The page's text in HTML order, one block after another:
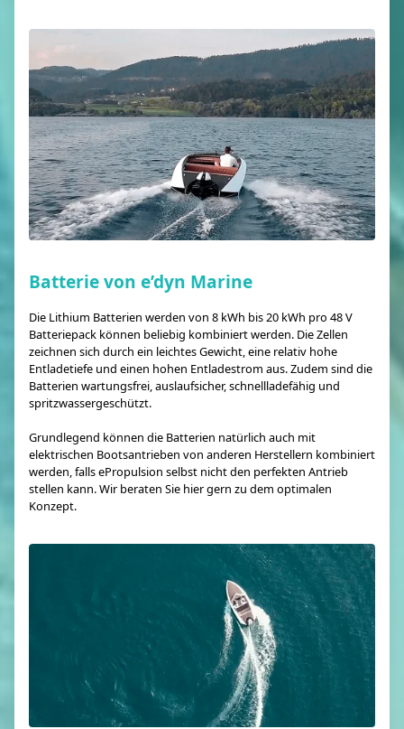
Batterie von e’dyn Marine
Die Lithium Batterien werden von 8 kWh bis 20 kWh pro 48 V
Batteriepack können beliebig kombiniert werden. Die Zellen
zeichnen sich durch ein leichtes Gewicht, eine relativ hohe
Entladetiefe und einen hohen Entladestrom aus. Zudem sind die
Batterien wartungsfrei, auslaufsicher, schnellladefähig und
spritzwassergeschützt.
Grundlegend können die Batterien natürlich auch mit
elektrischen Bootsantrieben von anderen Herstellern kombiniert
werden, falls ePropulsion selbst nicht den perfekten Antrieb
stellen kann. Wir beraten Sie hier gern zu dem optimalen
Konzept.